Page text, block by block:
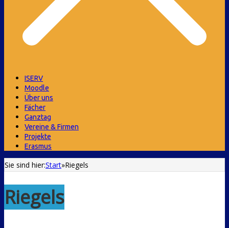
ISERV
Moodle
Über uns
Fächer
Ganztag
Vereine & Firmen
Projekte
Erasmus
Sie sind hier:Start»Riegels
Riegels